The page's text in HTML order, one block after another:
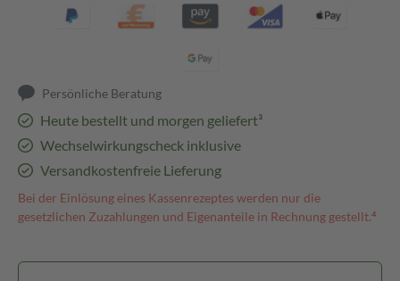
Persönliche Beratung
Heute bestellt und morgen geliefert³
Wechselwirkungscheck inklusive
Versandkostenfreie Lieferung
Bei der Einlösung eines Kassenrezeptes werden nur die
gesetzlichen Zuzahlungen und Eigenanteile in Rechnung gestellt.⁴